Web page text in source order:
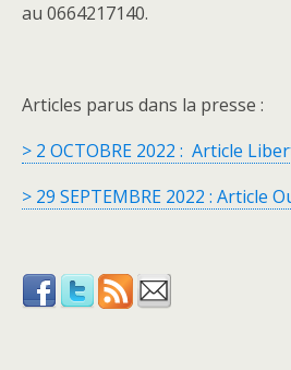
au 0664217140.
Articles parus dans la presse :
> 2 OCTOBRE 2022 : Article
> 29 SEPTEMBRE 2022 : Article